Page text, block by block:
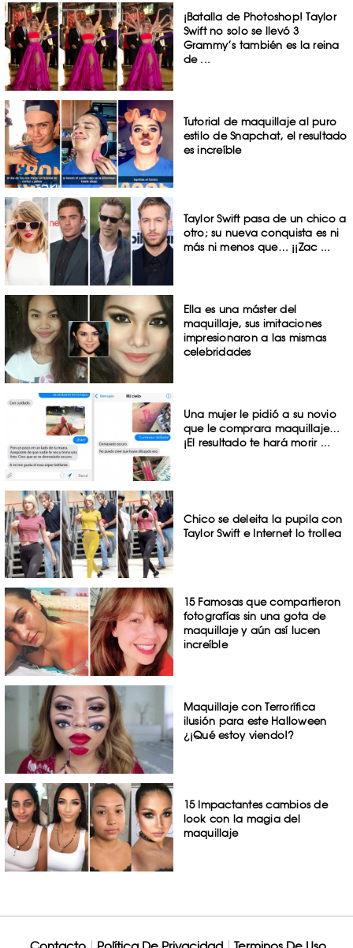
¡Batalla de Photoshop! Taylor
Swift no solo se llevó 3
Grammy’s también es la reina
de ...
Tutorial de maquillaje al puro
estilo de Snapchat, el resultado
es increíble
Taylor Swift pasa de un chico a
otro; su nueva conquista es ni
más ni menos que… ¡¡Zac ...
Ella es una máster del
maquillaje, sus imitaciones
impresionaron a las mismas
celebridades
Una mujer le pidió a su novio
que le comprara maquillaje…
¡El resultado te hará morir ...
Chico se deleita la pupila con
Taylor Swift e Internet lo trollea
15 Famosas que compartieron
fotografías sin una gota de
maquillaje y aún así lucen
increíble
Maquillaje con Terrorífica
ilusión para este Halloween
¿¡Qué estoy viendo!?
15 Impactantes cambios de
look con la magia del
maquillaje